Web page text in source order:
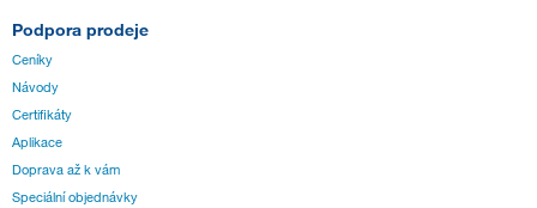
Podpora prodeje
Ceníky
Návody
Certifikáty
Aplikace
Doprava až k vám
Speciální objednávky